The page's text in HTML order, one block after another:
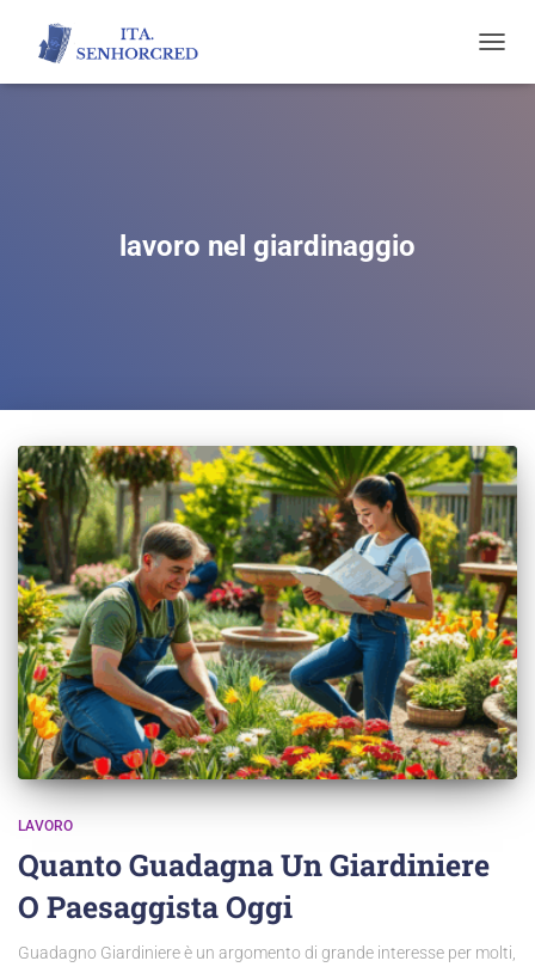
lavoro nel giardinaggio
LAVORO
Quanto Guadagna Un Giardiniere
O Paesaggista Oggi
Guadagno Giardiniere è un argomento di grande interesse per molti,